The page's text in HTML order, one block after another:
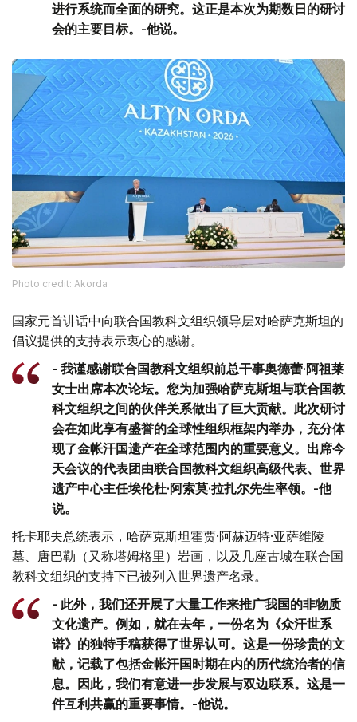
进行系统而全面的研究。这正是本次为期数日的研讨
会的主要目标。-他说。
Photo credit: Akorda
国家元首讲话中向联合国教科文组织领导层对哈萨克斯坦的
倡议提供的支持表示衷心的感谢。
- 我谨感谢联合国教科文组织前总干事奥德蕾·阿祖莱
女士出席本次论坛。您为加强哈萨克斯坦与联合国教
科文组织之间的伙伴关系做出了巨大贡献。此次研讨
会在如此享有盛誉的全球性组织框架内举办，充分体
现了金帐汗国遗产在全球范围内的重要意义。出席今
天会议的代表团由联合国教科文组织高级代表、世界
遗产中心主任埃伦杜·阿索莫·拉扎尔先生率领。-他
说。
托卡耶夫总统表示，哈萨克斯坦霍贾·阿赫迈特·亚萨维陵
墓、唐巴勒（又称塔姆格里）岩画，以及几座古城在联合国
教科文组织的支持下已被列入世界遗产名录。
- 此外，我们还开展了大量工作来推广我国的非物质
文化遗产。例如，就在去年，一份名为《众汗世系
谱》的独特手稿获得了世界认可。这是一份珍贵的文
献，记载了包括金帐汗国时期在内的历代统治者的信
息。因此，我们有意进一步发展与双边联系。这是一
件互利共赢的重要事情。-他说。